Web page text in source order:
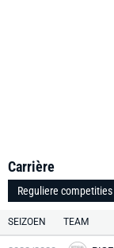
Carrière
Reguliere competities
SEIZOEN TEAM